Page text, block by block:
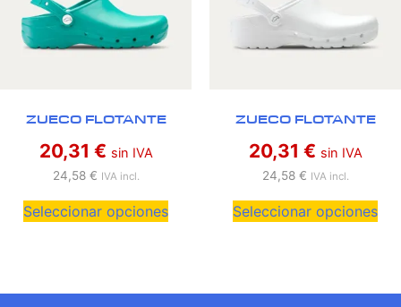
ZUECO FLOTANTE
20,31 € sin IVA
24,58 € IVA incl.
Seleccionar opciones
ZUECO FLOTANTE
20,31 € sin IVA
24,58 € IVA incl.
Seleccionar opciones